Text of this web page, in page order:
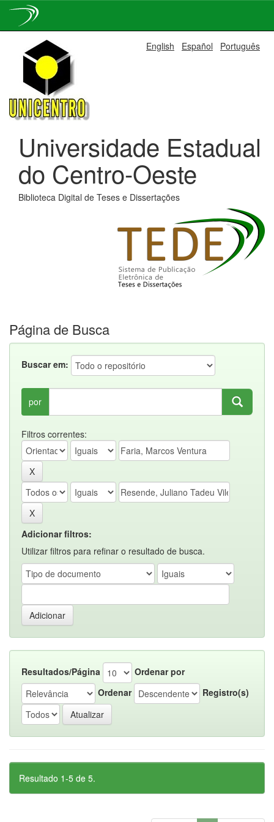
navigation
English Español Português
Universidade Estadual
do Centro-Oeste
Biblioteca Digital de Teses e Dissertações
Página de Busca
Buscar em:
por
Filtros correntes:
Adicionar filtros:
Utilizar filtros para refinar o resultado de busca.
Resultados/Página
Ordenar por
Ordenar
Registro(s)
Resultado 1-5 de 5.